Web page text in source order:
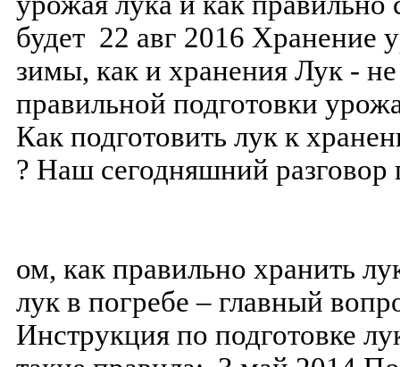
ом, как правильно хранить
лук в погребе – главный
Инструкция по подготовке